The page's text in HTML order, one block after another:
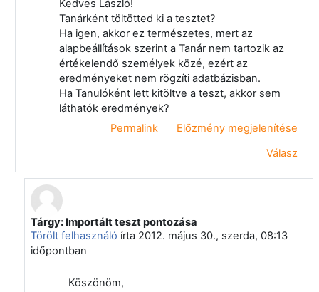
Kedves László!
Tanárként töltötted ki a tesztet?
Ha igen, akkor ez természetes, mert az
alapbeállítások szerint a Tanár nem tartozik az
értékelendő személyek közé, ezért az
eredményeket nem rögzíti adatbázisban.
Ha Tanulóként lett kitöltve a teszt, akkor sem
láthatók eredmények?
Permalink
Előzmény megjelenítése
Válasz
Válasz erre: Papp Gyula
Tárgy: Importált teszt pontozása
Törölt felhasználó írta 2012. május 30., szerda, 08:13
időpontban
Köszönöm,